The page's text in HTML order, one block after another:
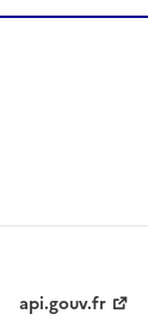
api.gouv.fr